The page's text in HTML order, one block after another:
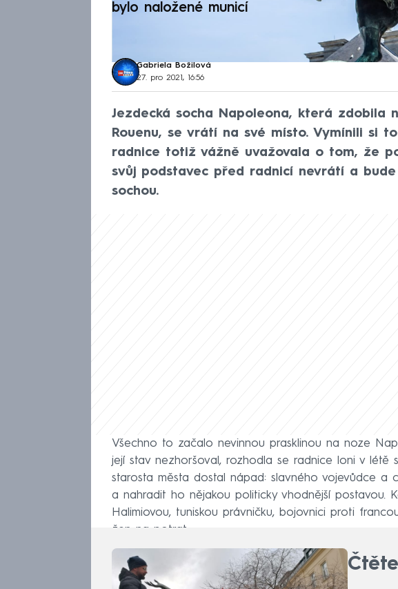
bylo naložené municí
Gabriela Božilová
27. pro 2021, 16:56
Jezdecká socha Napoleona, která zdobila
Rouenu, se vrátí na své místo. Vymínili si
radnice totiž vážně uvažovala o tom, že
svůj podstavec před radnicí nevrátí a bude
sochou.
Všechno to začalo nevinnou prasklinou na noze
její stav nezhoršoval, rozhodla se radnice loni v létě
starosta města dostal nápad: slavného vojevůdce a
a nahradit ho nějakou politicky vhodnější postavou.
Halimiovou, tuniskou právničku, bojovnici proti
žen na potrat.